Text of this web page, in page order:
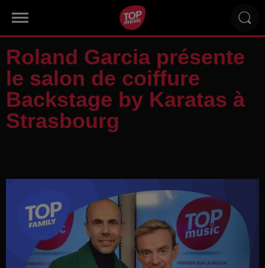
Roland Garcia présente
le salon de coiffure
Backstage by Karatas à
Strasbourg